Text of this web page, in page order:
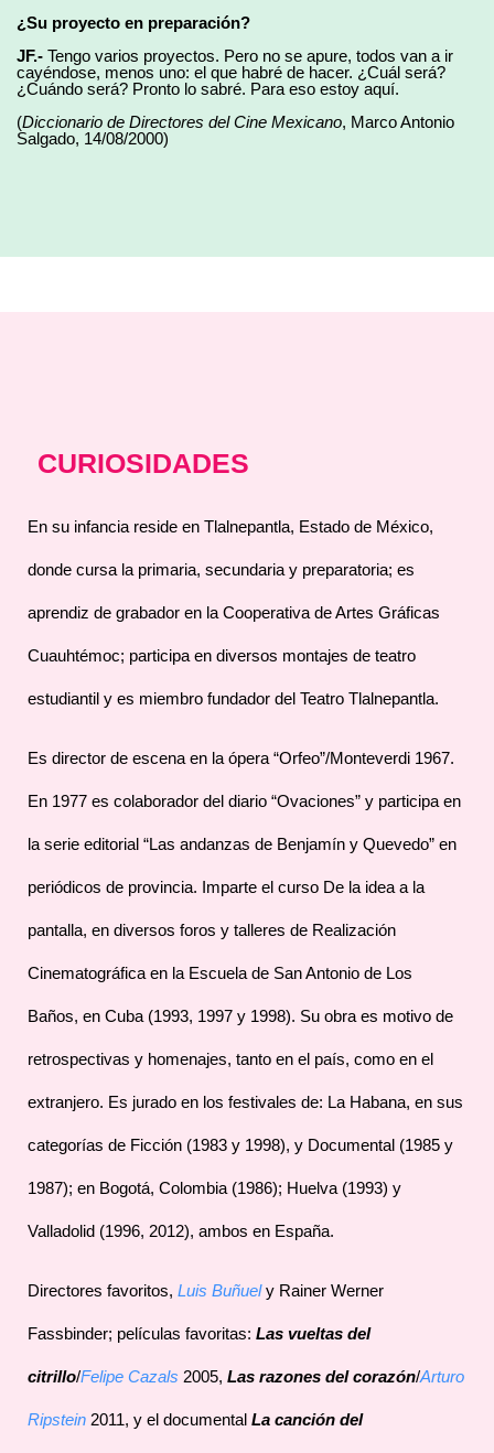
¿Su proyecto en preparación?
JF.- Tengo varios proyectos. Pero no se apure, todos van a ir
cayéndose, menos uno: el que habré de hacer. ¿Cuál será?
¿Cuándo será? Pronto lo sabré. Para eso estoy aquí.
(Diccionario de Directores del Cine Mexicano, Marco Antonio
Salgado, 14/08/2000)
CURIOSIDADES
En su infancia reside en Tlalnepantla, Estado de México,
donde cursa la primaria, secundaria y preparatoria; es
aprendiz de grabador en la Cooperativa de Artes Gráficas
Cuauhtémoc; participa en diversos montajes de teatro
estudiantil y es miembro fundador del Teatro Tlalnepantla.
Es director de escena en la ópera “Orfeo”/Monteverdi 1967.
En 1977 es colaborador del diario “Ovaciones” y participa en
la serie editorial “Las andanzas de Benjamín y Quevedo” en
periódicos de provincia. Imparte el curso De la idea a la
pantalla, en diversos foros y talleres de Realización
Cinematográfica en la Escuela de San Antonio de Los
Baños, en Cuba (1993, 1997 y 1998). Su obra es motivo de
retrospectivas y homenajes, tanto en el país, como en el
extranjero. Es jurado en los festivales de: La Habana, en sus
categorías de Ficción (1983 y 1998), y Documental (1985 y
1987); en Bogotá, Colombia (1986); Huelva (1993) y
Valladolid (1996, 2012), ambos en España.
Directores favoritos, Luis Buñuely Rainer Werner
Fassbinder; películas favoritas: Las vueltas del
citrillo/Felipe Cazals 2005, Las razones del corazón/Arturo
Ripstein 2011, y el documental La canción del